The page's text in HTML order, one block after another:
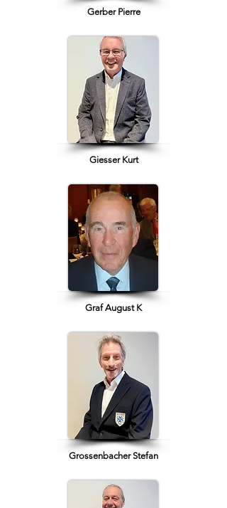
Gerber Pierre
Giesser Kurt
Graf August K
Grossenbacher Stefan